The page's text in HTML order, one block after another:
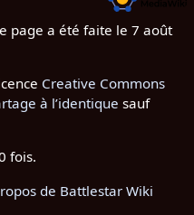
page a été faite le 7 août
Creative Commons
à l’identique sauf
fois.
de Battlestar Wiki